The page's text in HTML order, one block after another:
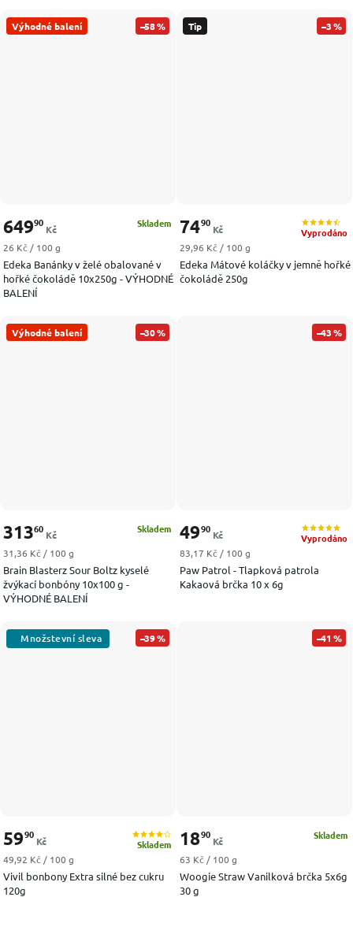
Výhodné balení –58 %
Edeka Banánky v želé obalované v
hořké čokoládě 10x250g - VÝHODNÉ
BALENÍ
Skladem
64990
Kč
Měrná cena:
26 Kč / 100 g
Tip –3 %
Edeka Mátové koláčky v jemně hořké
čokoládě 250g
Vyprodáno
7490
Kč
Měrná cena:
29,96 Kč / 100 g
Výhodné balení –30 %
Brain Blasterz Sour Boltz kyselé
žvýkací bonbóny 10x100 g -
VÝHODNÉ BALENÍ
Skladem
31360
Kč
Měrná cena:
31,36 Kč / 100 g
–43 %
Paw Patrol - Tlapková patrola
Kakaová brčka 10 x 6g
Vyprodáno
4990
Kč
Měrná cena:
83,17 Kč / 100 g
–39 %
Vivil bonbony Extra silné bez cukru
120g
Skladem
5990
Kč
Měrná cena:
49,92 Kč / 100 g
–41 %
Woogie Straw Vanilková brčka 5x6g
30 g
Skladem
1890
Kč
Měrná cena:
63 Kč / 100 g